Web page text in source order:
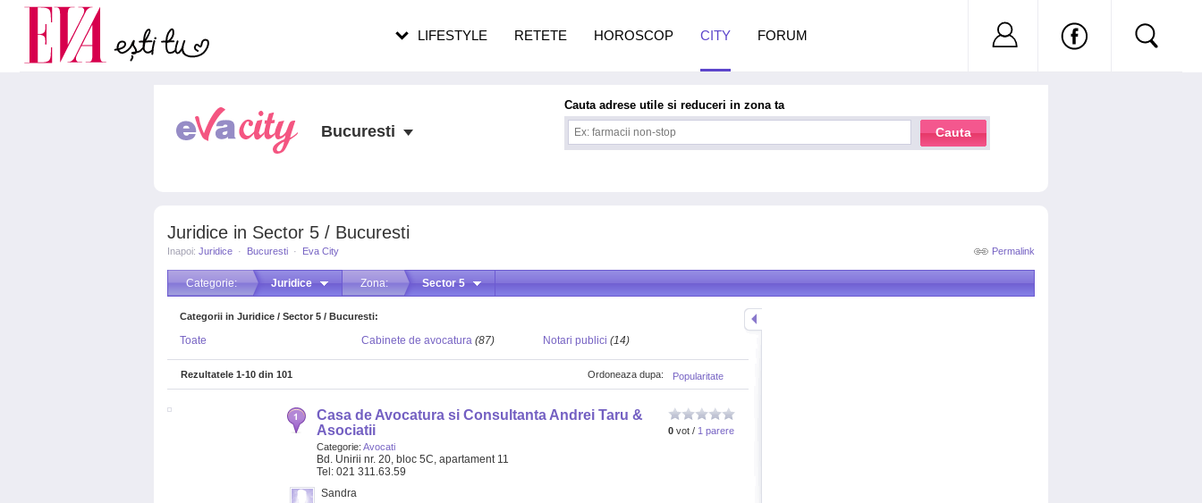
Juridice in Sector 5 / Bucuresti
Permalink
Inapoi: Juridice · Bucuresti · Eva City
Categorie: Juridice Zona: Sector 5
Categorii in Juridice / Sector 5 / Bucuresti:
Toate Cabinete de avocatura (87) Notari publici (14)
Popularitate
Ordoneaza dupa:
Rezultatele 1-10 din 101
0 vot / 1 parere
Casa de Avocatura si Consultanta Andrei Taru &
Asociatii
Categorie: Avocati
Bd. Unirii nr. 20, bloc 5C, apartament 11
Tel: 021 311.63.59
Sandra
Bucuresti
Cauta adrese utile si reduceri in zona ta
Cauta
LIFESTYLE RETETE HOROSCOP CITY FORUM Nu ai cont?
Carieră
Actualitate